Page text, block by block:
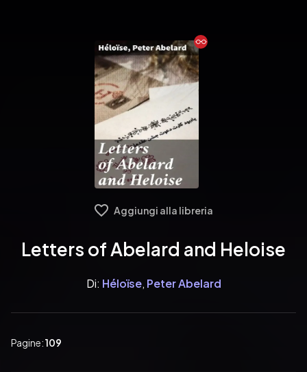
Ebook
Aggiungi alla libreria
Letters of Abelard and Heloise
Di: Héloïse, Peter Abelard
Pagine:109